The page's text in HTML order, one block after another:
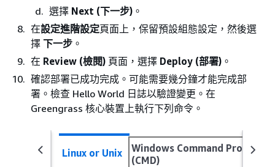
選擇 Next (下一步) 。
在設定進階設定頁面上，保留預設組態設定，然後選
擇 下一步 。
在 Review (檢閱) 頁面，選擇 Deploy (部署) 。
確認部署已成功完成。可能需要幾分鐘才能完成部
署。檢查 Hello World 日誌以驗證變更。在
Greengrass 核心裝置上執行下列命令。
Linux or Unix
Windows Command Prompt
(CMD)